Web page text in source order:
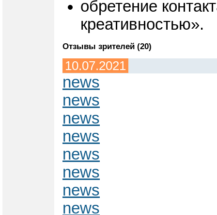
обретение
креативностью».
Отзывы зрителей (20)
10.07.2021
news
news
news
news
news
news
news
news